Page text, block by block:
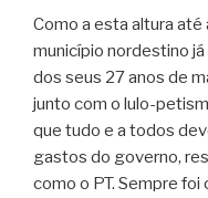
Como a esta altura até
município nordestino
dos seus 27 anos de
junto com o lulo-
que tudo e a todos
gastos do governo,
como o PT. Sempre